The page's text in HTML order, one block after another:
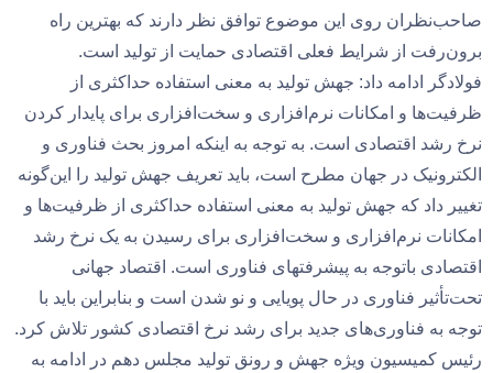
صاحب‌نظران روی این موضوع توافق نظر دارند که بهترین راه
برون‌رفت از شرایط فعلی اقتصادی حمایت از تولید است.
فولادگر ادامه داد: جهش تولید به معنی استفاده حداکثری از
ظرفیت‌ها و امکانات نرم‌افزاری و سخت‌افزاری برای پایدار کردن
نرخ رشد اقتصادی است. به توجه به اینکه امروز بحث فناوری و
الکترونیک در جهان مطرح است، باید تعریف جهش تولید را این‌گونه
تغییر داد که جهش تولید به معنی استفاده حداکثری از ظرفیت‌ها و
امکانات نرم‌افزاری و سخت‌افزاری برای رسیدن به یک نرخ رشد
اقتصادی باتوجه ‌به پیشرفتهای فناوری است. اقتصاد جهانی
تحت‌تأثیر فناوری در حال پویایی و نو شدن است و بنابراین باید با
توجه به فناوری‌های جدید برای رشد نرخ اقتصادی کشور تلاش کرد.
رئیس کمیسیون ویژه جهش و رونق تولید مجلس دهم در ادامه به